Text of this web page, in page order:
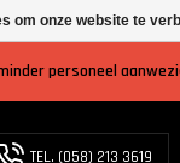
personeel
TEL. (058) 213 3619
om onze website te